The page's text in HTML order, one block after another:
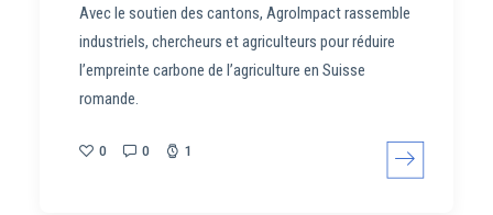
Avec le soutien des cantons, AgroImpact rassemble
industriels, chercheurs et agriculteurs pour réduire
l’empreinte carbone de l’agriculture en Suisse
romande.
0 0 1